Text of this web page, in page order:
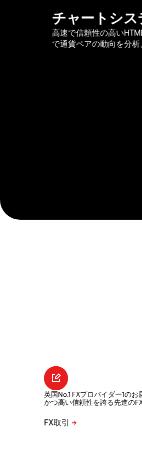
チャートシス
高速で信頼性の高い
で通貨ペアの動向を分析
英国No.1 FXプロバイダー1の
かつ高い信頼性を誇る先進のFX